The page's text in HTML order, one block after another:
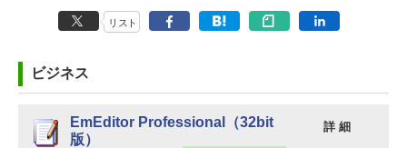
リスト
ビジネス
EmEditor Professional（32bit
版）
詳 細